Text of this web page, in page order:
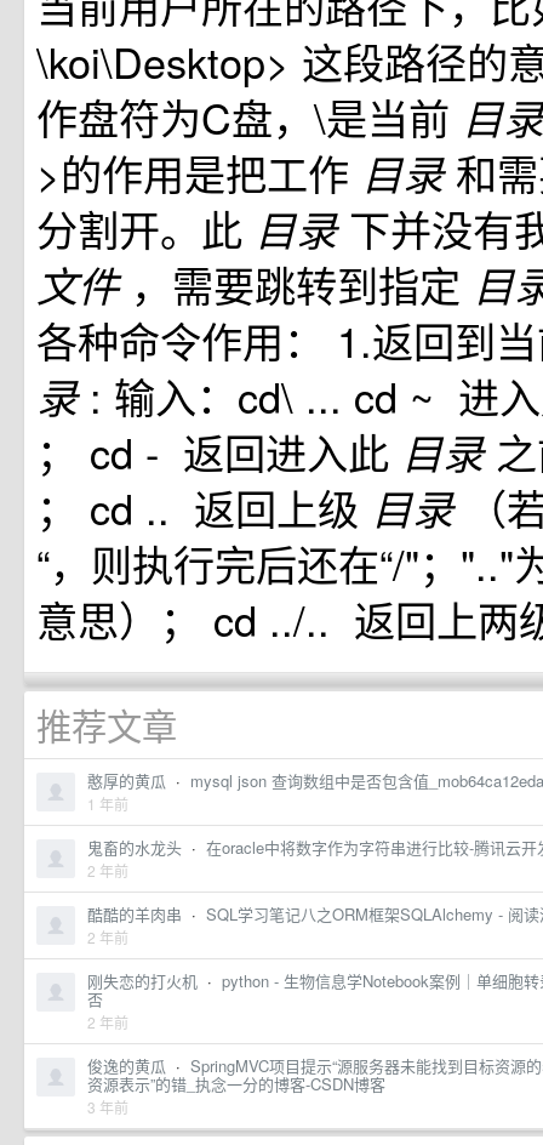
\koi\Desktop> 这段路径的
作盘符为C盘，\是当前 目
>的作用是把工作 目录和
分割开。此 目录下并没有
文件 ，需要跳转到指定 目
各种命令作用： 1.返回到
录 : 输入：cd\ ... cd ~ 进
； cd - 返回进入此 目录
； cd .. 返回上级 目录
（
“，则执行完后还在“/"；".."
意思）； cd ../.. 返回上两
推荐文章
憨厚的黄瓜 · mysql json 查询数组中是否包含值
1 年前
鬼畜的水龙头 · 在oracle中将数字作为字符串进行比较-腾讯云
2 年前
酷酷的羊肉串 · SQL学习笔记八之ORM框架SQLAlchemy - 阅
2 年前
刚失恋的打火机 · python - 生物信息学Notebook案例｜单细胞
否
2 年前
俊逸的黄瓜 · SpringMVC项目提示“源服务器未能找到目标资源
资源表示”的错_执念一分的博客-CSDN博客
3 年前